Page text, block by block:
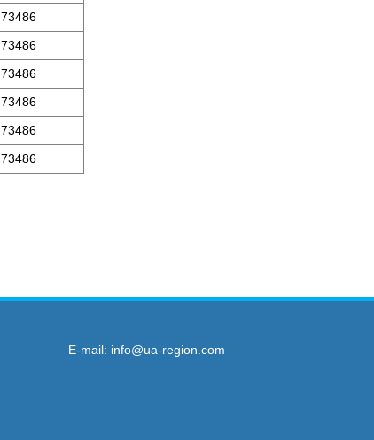
73486
73486
73486
73486
73486
73486
E-mail: info@ua-region.com